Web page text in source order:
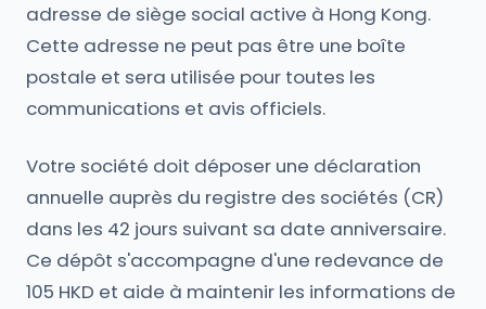
adresse de siège social active à Hong Kong.
Cette adresse ne peut pas être une boîte
postale et sera utilisée pour toutes les
communications et avis officiels.
Votre société doit déposer une déclaration
annuelle auprès du registre des sociétés (CR)
dans les 42 jours suivant sa date anniversaire.
Ce dépôt s'accompagne d'une redevance de
105 HKD et aide à maintenir les informations de